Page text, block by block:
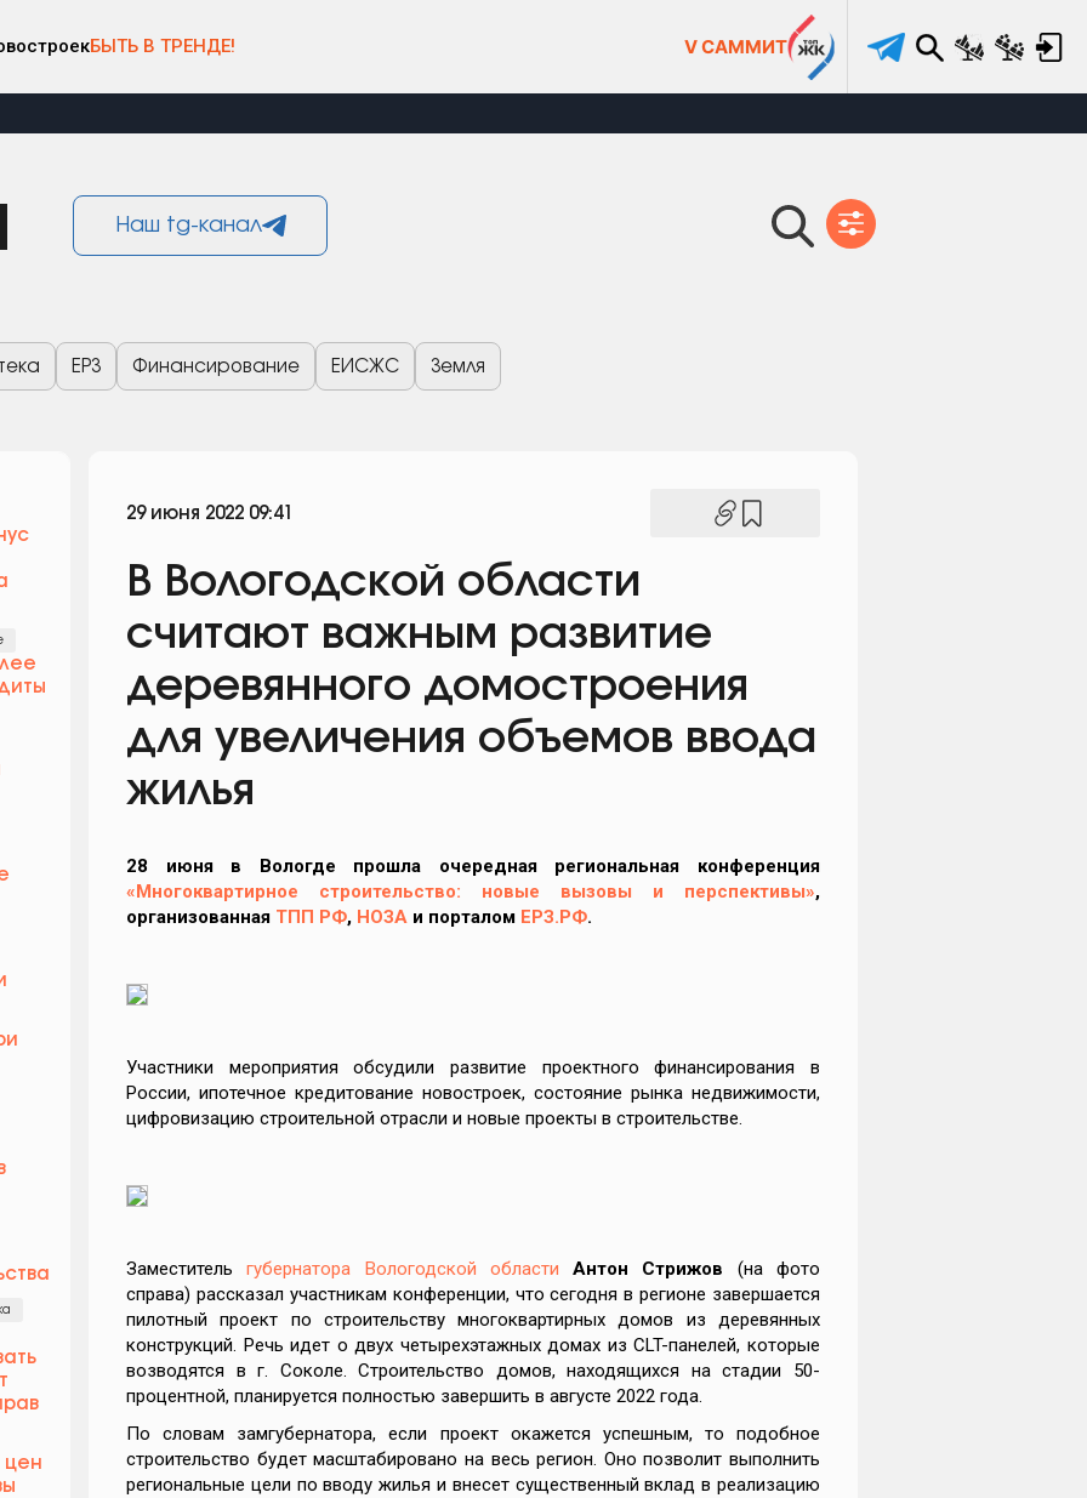
БЫТЬ В ТРЕНДЕ! V САММИТ
Наш tg-канал
ЕРЗ Финансирование ЕИСЖС Земля
цен
29 июня 2022 09:41
В Вологодской области
считают важным развитие
деревянного домостроения
для увеличения объемов ввода
жилья
28 июня в Вологде прошла очередная региональная конференция
«Многоквартирное строительство: новые вызовы и перспективы»,
организованная ТПП РФ, НОЗА и порталом ЕРЗ.РФ.
Участники мероприятия обсудили развитие проектного финансирования в
России, ипотечное кредитование новостроек, состояние рынка недвижимости,
цифровизацию строительной отрасли и новые проекты в строительстве.
Заместительгубернатора Вологодской области Антон Стрижов (на фото
справа) рассказал участникам конференции, что сегодня в регионе завершается
пилотный проект по строительству многоквартирных домов из деревянных
конструкций. Речь идет о двух четырехэтажных домах из CLT-панелей, которые
возводятся в г. Соколе. Строительство домов, находящихся на стадии 50-
процентной, планируется полностью завершить в августе 2022 года.
По словам замгубернатора, если проект окажется успешным, то подобное
строительство будет масштабировано на весь регион. Оно позволит выполнить
региональные цели по вводу жилья и внесет существенный вклад в реализацию